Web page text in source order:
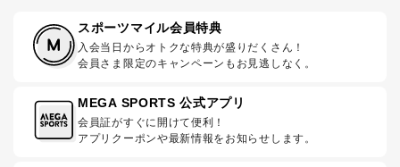
スポーツマイル会員特典
入会当日からオトクな特典が盛りだくさん！
会員さま限定のキャンペーンもお見逃しなく。
MEGA SPORTS 公式アプリ
会員証がすぐに開けて便利！
アプリクーポンや最新情報をお知らせします。